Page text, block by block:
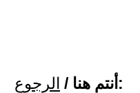
أنتم هنا / الرجوع :